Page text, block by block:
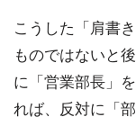
こうした「肩書
ものではないと
に「営業部長」
れば、反対に「